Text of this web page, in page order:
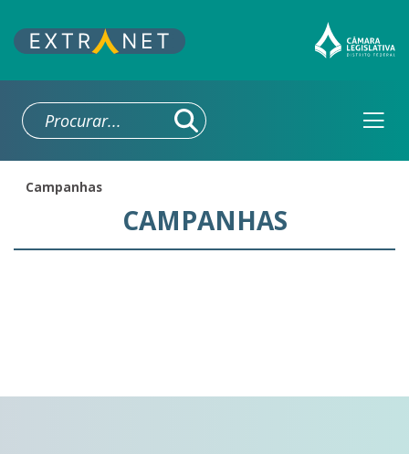
Campanhas
Campanhas
CAMPANHAS